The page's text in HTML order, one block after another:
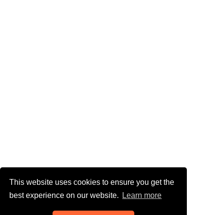
This website uses cookies to ensure you get the
best experience on our website.
Learn more